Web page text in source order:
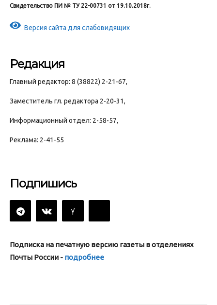
Свидетельство ПИ № ТУ 22-00731 от 19.10.2018г.
Версия сайта для слабовидящих
Редакция
Главный редактор: 8 (38822) 2-21-67,
Заместитель гл. редактора 2-20-31,
Информационный отдел: 2-58-57,
Реклама: 2-41-55
Подпишись
Подписка на печатную версию газеты в отделениях
Почты России - подробнее